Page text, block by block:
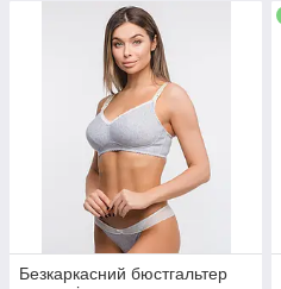
Безкаркасний бюстгальтер